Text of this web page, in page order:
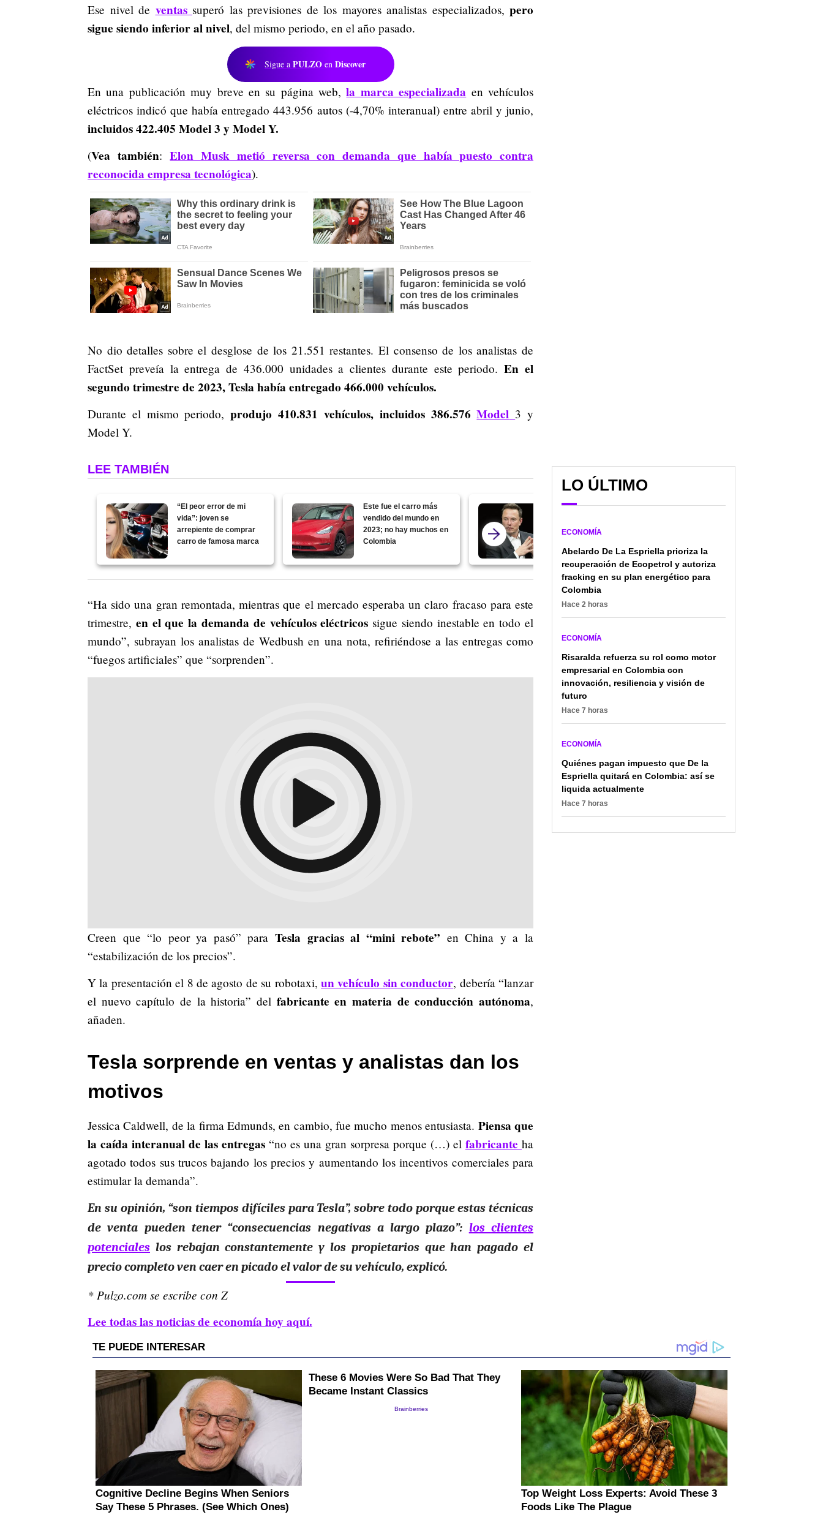
Ese nivel de ventas superó las previsiones de los mayores analistas especializados, pero
sigue siendo inferior al nivel, del mismo periodo, en el año pasado.
Sigue a PULZO en Discover
En una publicación muy breve en su página web,la marca especializada en vehículos
eléctricos indicó que había entregado 443.956 autos (-4,70% interanual) entre abril y junio,
incluidos 422.405 Model 3 y Model Y.
(Vea también:Elon Musk metió reversa con demanda que había puesto contra
reconocida empresa tecnológica).
No dio detalles sobre el desglose de los 21.551 restantes. El consenso de los analistas de
FactSet preveía la entrega de 436.000 unidades a clientes durante este periodo.En el
segundo trimestre de 2023, Tesla había entregado 466.000 vehículos.
Durante el mismo periodo,produjo 410.831 vehículos, incluidos 386.576 Model 3 y
Model Y.
LEE TAMBIÉN
“El peor error de mi
vida”: joven se
arrepiente de comprar
carro de famosa marca
Este fue el carro más
vendido del mundo en
2023; no hay muchos en
Colombia
Tesla, empresa de Elon
multimillonaria para el
“Ha sido una gran remontada, mientras que el mercado esperaba un claro fracaso para este
trimestre, en el que la demanda de vehículos eléctricos sigue siendo inestable en todo el
mundo”, subrayan los analistas de Wedbush en una nota, refiriéndose a las entregas como
“fuegos artificiales” que “sorprenden”.
Creen que “lo peor ya pasó” para Tesla gracias al “mini rebote” en China y a la
“estabilización de los precios”.
Y la presentación el 8 de agosto de su robotaxi, un vehículo sin conductor, debería “lanzar
el nuevo capítulo de la historia” del fabricante en materia de conducción autónoma,
añaden.
Tesla sorprende en ventas y analistas dan los
motivos
Jessica Caldwell, de la firma Edmunds, en cambio, fue mucho menos entusiasta. Piensa que
la caída interanual de las entregas “no es una gran sorpresa porque (…) el fabricante ha
agotado todos sus trucos bajando los precios y aumentando los incentivos comerciales para
estimular la demanda”.
En su opinión, “son tiempos difíciles para Tesla”, sobre todo porque estas técnicas
de venta pueden tener “consecuencias negativas a largo plazo”: los clientes
potenciales los rebajan constantemente y los propietarios que han pagado el
precio completo ven caer en picado el valor de su vehículo, explicó.
* Pulzo.com se escribe con Z
Lee todas las noticias de economía hoy aquí.
LO ÚLTIMO
ECONOMÍA
Abelardo De La Espriella prioriza la
recuperación de Ecopetrol y autoriza
fracking en su plan energético para
Colombia
Hace 2 horas
ECONOMÍA
Risaralda refuerza su rol como motor
empresarial en Colombia con
innovación, resiliencia y visión de
futuro
Hace 7 horas
ECONOMÍA
Quiénes pagan impuesto que De la
Espriella quitará en Colombia: así se
liquida actualmente
Hace 7 horas